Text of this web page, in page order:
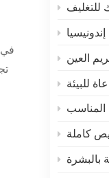
رانك للتغليف
أنبوب كريم العين
أكثر مراعاة للبيئة
المناسب
تخصيص كاملة
للعناية بالبشرة
في